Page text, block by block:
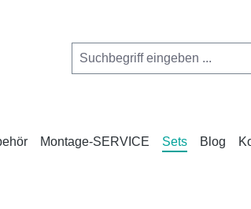
Montage-SERVICE Sets Blog